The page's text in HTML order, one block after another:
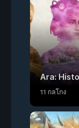
Ara:
11 กลโกง